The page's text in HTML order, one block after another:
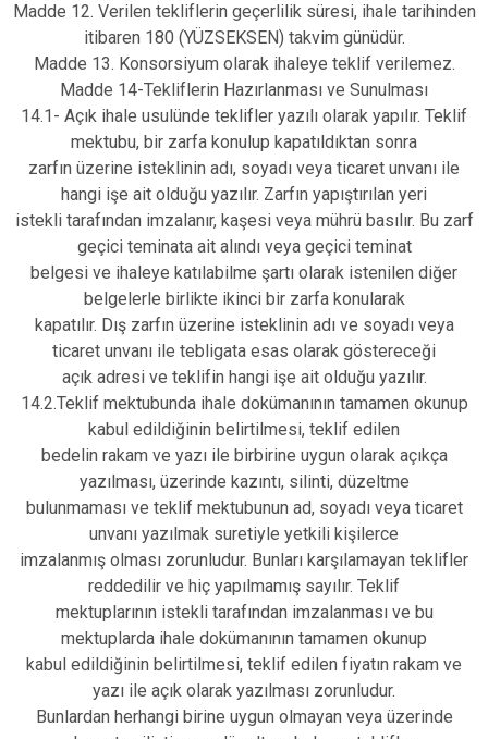
Madde 12. Verilen tekliflerin geçerlilik süresi, ihale tarihinden
itibaren 180 (YÜZSEKSEN) takvim günüdür.
Madde 13. Konsorsiyum olarak ihaleye teklif verilemez.
Madde 14-Tekliflerin Hazırlanması ve Sunulması
14.1- Açık ihale usulünde teklifler yazılı olarak yapılır. Teklif
mektubu, bir zarfa konulup kapatıldıktan sonra
zarfın üzerine isteklinin adı, soyadı veya ticaret unvanı ile
hangi işe ait olduğu yazılır. Zarfın yapıştırılan yeri
istekli tarafından imzalanır, kaşesi veya mührü basılır. Bu zarf
geçici teminata ait alındı veya geçici teminat
belgesi ve ihaleye katılabilme şartı olarak istenilen diğer
belgelerle birlikte ikinci bir zarfa konularak
kapatılır. Dış zarfın üzerine isteklinin adı ve soyadı veya
ticaret unvanı ile tebligata esas olarak göstereceği
açık adresi ve teklifin hangi işe ait olduğu yazılır.
14.2.Teklif mektubunda ihale dokümanının tamamen okunup
kabul edildiğinin belirtilmesi, teklif edilen
bedelin rakam ve yazı ile birbirine uygun olarak açıkça
yazılması, üzerinde kazıntı, silinti, düzeltme
bulunmaması ve teklif mektubunun ad, soyadı veya ticaret
unvanı yazılmak suretiyle yetkili kişilerce
imzalanmış olması zorunludur. Bunları karşılamayan teklifler
reddedilir ve hiç yapılmamış sayılır. Teklif
mektuplarının istekli tarafından imzalanması ve bu
mektuplarda ihale dokümanının tamamen okunup
kabul edildiğinin belirtilmesi, teklif edilen fiyatın rakam ve
yazı ile açık olarak yazılması zorunludur.
Bunlardan herhangi birine uygun olmayan veya üzerinde